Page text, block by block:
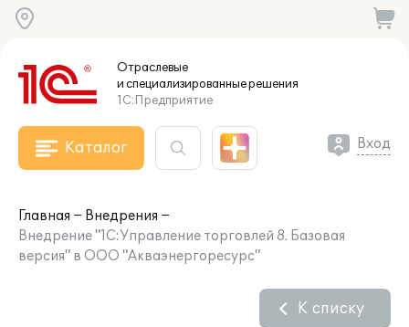
Отраслевые
и специализированныерешения
1С:Предприятие
Каталог Вход
Главная
Внедрения
Внедрение "1С:Управление торговлей 8. Базовая
версия" в ООО "Акваэнергоресурс"
К списку